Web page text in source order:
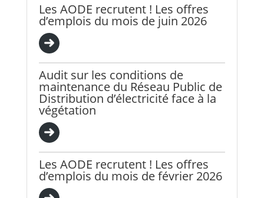
Les AODE recrutent ! Les offres
d’emplois du mois de juin 2026
Audit sur les conditions de
maintenance du Réseau Public de
Distribution d’électricité face à la
végétation
Les AODE recrutent ! Les offres
d’emplois du mois de février 2026